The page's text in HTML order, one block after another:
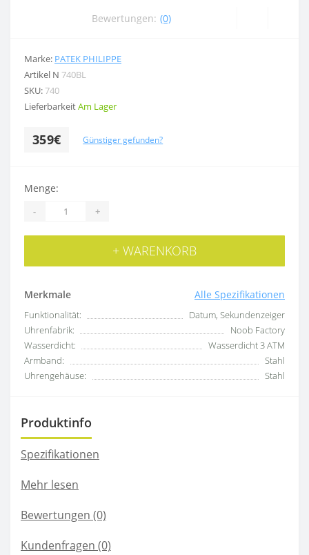
Bewertungen: (0)
Marke: PATEK PHILIPPE
Artikel N 740BL
SKU:740
LieferbarkeitAm Lager
359€ Günstiger gefunden?
Merkmale Alle Spezifikationen
Funktionalität:
Datum, Sekundenzeiger
Uhrenfabrik:
Noob Factory
Wasserdicht:
Wasserdicht 3 ATM
Armband:
Stahl
Uhrengehäuse:
Stahl
Menge:
- +
+ WARENKORB
Produktinfo
Spezifikationen
Mehr lesen
Bewertungen (0)
Kundenfragen (0)